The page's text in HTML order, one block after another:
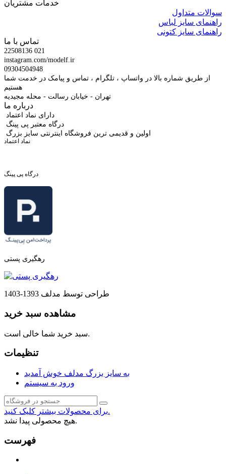
خدمات مشتریان
سوالات متداول
راهنمای سایز لباس
راهنمای سایز کتونی
تماس با ما
22508136 021
instagram.com/modelf.ir
09304504948
از طریق شماره بالا در واتساپ ، تلگرام ، تماس و پیامک در خدمت شما
هستیم
تهران - خیابان رسالت - محله مجیدیه
درباره ما
دارای نماد اعتماد
درگاه معتبر پی پینگ
اولین و قدیمی ترین فروشگاه اینترنتی سایز بزرگ
نماد اعتماد
درگاه پی پینگ
رهگیری پستی
طراحی توسط مدلف 1393-1403
مشاهده سبد خرید
سبد خرید شما خالی است.
تنظیمات
به سایز بزرگ مدلف خوش آمدید
ورود به سیستم
برای محصولات بیشتر کلیک کنید.
هیچ محصولی پیدا نشد.
فهرست